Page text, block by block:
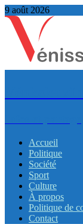
9 août 2026
Accueil
Politique
Société
Sport
Culture
À propos
Politique de
Contact